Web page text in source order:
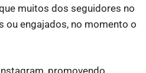
muitos dos seguidores no
ou engajados, no momento o